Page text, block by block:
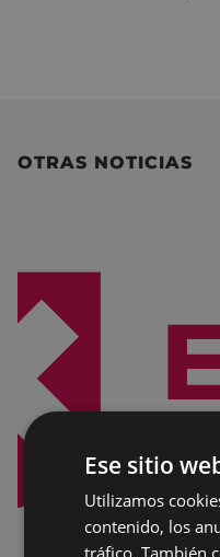
OTRAS NOTICIAS
Ese sitio
Utilizamos
contenido, los
tráfico. También